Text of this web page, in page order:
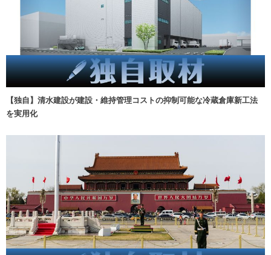
【独自】清水建設が建設・維持管理コストの抑制可能な冷蔵倉庫新工法
を実用化